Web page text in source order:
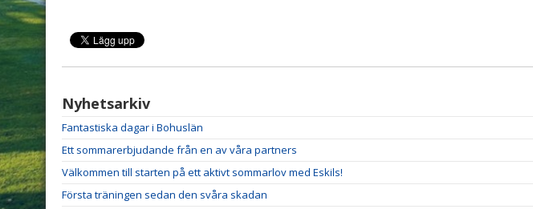
Nyhetsarkiv
Fantastiska dagar i Bohuslän
Ett sommarerbjudande från en av våra partners
Välkommen till starten på ett aktivt sommarlov med Eskils!
Första träningen sedan den svåra skadan